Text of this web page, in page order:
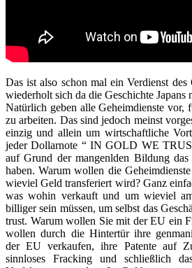
Das ist also schon mal ein Verdienst des
wiederholt sich da die Geschichte Japans
Natürlich geben alle Geheimdienste vor,
zu arbeiten. Das sind jedoch meinst
einzig und allein um wirtschaftliche
jeder Dollarnote “ IN GOLD WE
auf Grund der mangenlden Bildung
haben. Warum wollen die
wieviel Geld transferiert wird? Ganz
was wohin verkauft und um wieviel
billiger sein müssen, um selbst das
trust. Warum wollen Sie mit der EU ein
wollen durch die Hintertür ihre
der EU verkaufen, ihre Patente auf
sinnloses Fracking und schließlich